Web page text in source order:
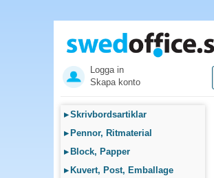
Logga in
Skapa konto
▸Skrivbordsartiklar
▸ Pennor, Ritmaterial
▸ Block, Papper
▸ Kuvert, Post, Emballage